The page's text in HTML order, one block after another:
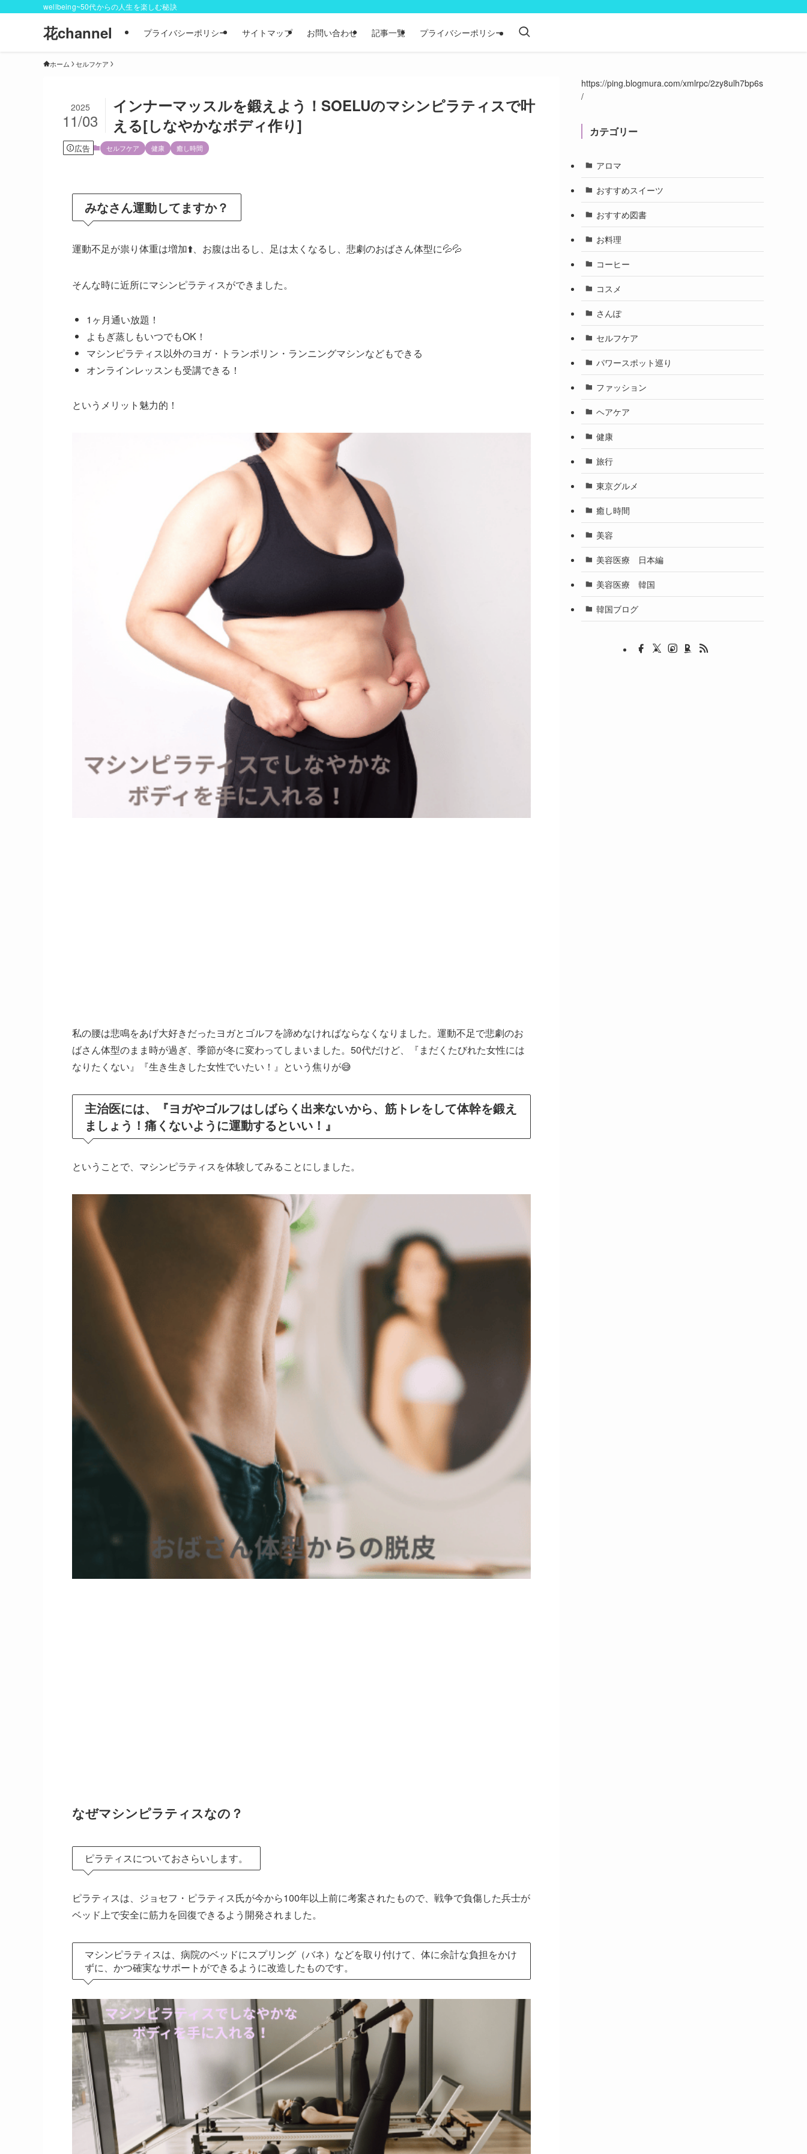
wellbeing~50代からの人生を楽しむ秘訣
花channel プライバシーポリシー サイトマップ お問い合わせ 記事一覧 プライバシーポリシー
ホーム セルフケア
インナーマッスルを鍛えよう！SOELUのマシンピラティスで叶
える[しなやかなボディ作り]
2025
11/03
広告 セルフケア 健康 癒し時間
みなさん運動してますか？
運動不足が祟り体重は増加⬆️、お腹は出るし、足は太くなるし、悲劇のおばさん体型に💦💦
そんな時に近所にマシンピラティスができました。
1ヶ月通い放題！
よもぎ蒸しもいつでもOK！
マシンピラティス以外のヨガ・トランポリン・ランニングマシンなどもできる
オンラインレッスンも受講できる！
というメリット魅力的！
私の腰は悲鳴をあげ大好きだったヨガとゴルフを諦めなければならなくなりました。運動不足で悲劇のお
ばさん体型のまま時が過ぎ、季節が冬に変わってしまいました。50代だけど、『まだくたびれた女性には
なりたくない』『生き生きした女性でいたい！』という焦りが😅
主治医には、『ヨガやゴルフはしばらく出来ないから、筋トレをして体幹を鍛え
ましょう！痛くないように運動するといい！』
ということで、マシンピラティスを体験してみることにしました。
なぜマシンピラティスなの？
ピラティスについておさらいします。
ピラティスは、ジョセフ・ピラティス氏が今から100年以上前に考案されたもので、戦争で負傷した兵士が
ベッド上で安全に筋力を回復できるよう開発されました。
マシンピラティスは、病院のベッドにスプリング（バネ）などを取り付けて、体に余計な負担をかけ
ずに、かつ確実なサポートができるように改造したものです。
https://ping.blogmura.com/xmlrpc/2zy8ulh7bp6s
/
カテゴリー
アロマ
おすすめスイーツ
おすすめ図書
お料理
コーヒー
コスメ
さんぽ
セルフケア
パワースポット巡り
ファッション
ヘアケア
健康
旅行
東京グルメ
癒し時間
美容
美容医療 日本編
美容医療 韓国
韓国ブログ